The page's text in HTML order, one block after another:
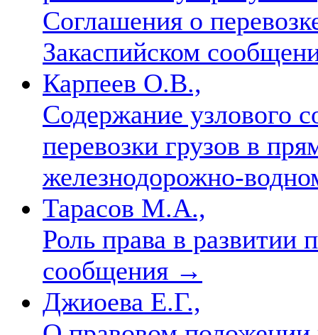
Соглашения о
Закаспийском
Карпеев О.В.,
Содержание узлового
перевозки грузов в
железнодорожно-
Тарасов М.А.,
Роль права в развитии
сообщения →
Джиоева Е.Г.,